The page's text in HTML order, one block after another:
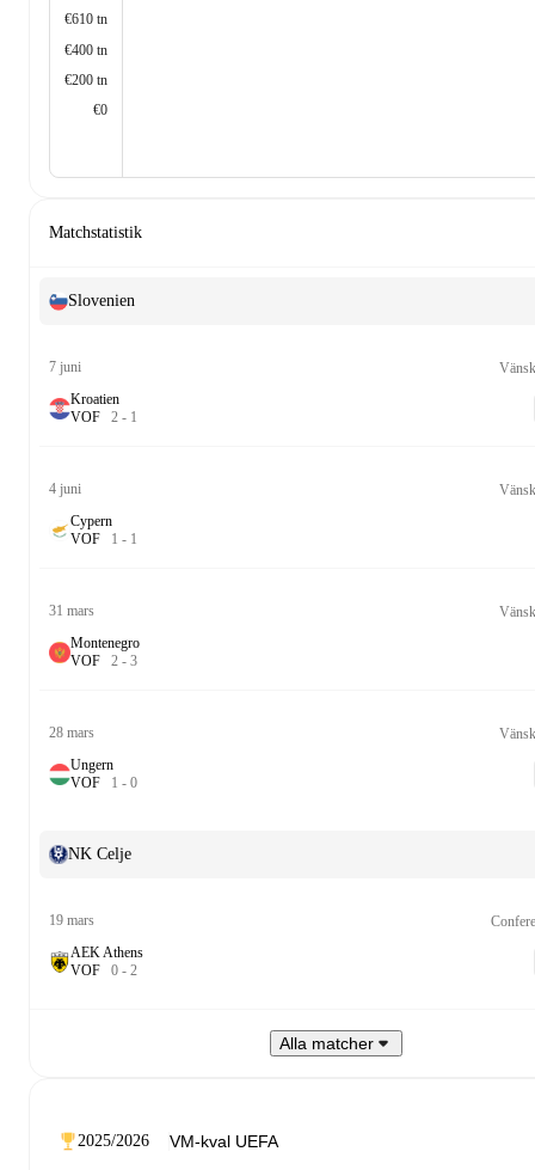
€610 tn
€400 tn
€200 tn
€0
Matchstatistik
Slovenien
7 juni
Kroatien
VOF 2 - 1
4 juni
Cypern
VOF 1 - 1
31 mars
Montenegro
VOF 2 - 3
28 mars
Ungern
VOF 1 - 0
NK Celje
19 mars
AEK Athens
VOF 0 - 2
Alla matcher
2025/2026